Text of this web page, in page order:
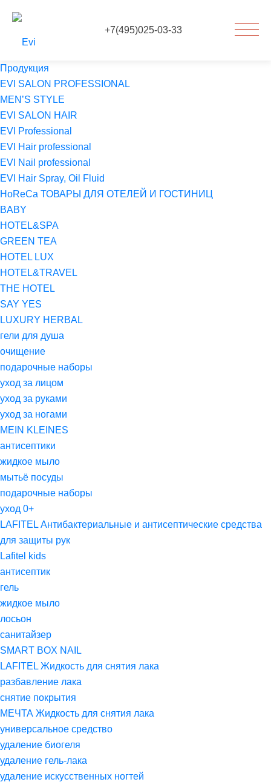
+7(495)025-03-33
Продукция
EVI SALON PROFESSIONAL
MEN’S STYLE
EVI SALON HAIR
EVI Professional
EVI Hair professional
EVI Nail professional
EVI Hair Spray, Oil Fluid
HoReCa ТОВАРЫ ДЛЯ ОТЕЛЕЙ И ГОСТИНИЦ
BABY
HOTEL&SPA
GREEN TEA
HOTEL LUX
HOTEL&TRAVEL
THE HOTEL
SAY YES
LUXURY HERBAL
гели для душа
очищение
подарочные наборы
уход за лицом
уход за руками
уход за ногами
MEIN KLEINES
антисептики
жидкое мыло
мытьё посуды
подарочные наборы
уход 0+
LAFITEL Антибактериальные и антисептические средства
для защиты рук
Lafitel kids
антисептик
гель
жидкое мыло
лосьон
санитайзер
SMART BOX NAIL
LAFITEL Жидкость для снятия лака
разбавление лака
снятие покрытия
МЕЧТА Жидкость для снятия лака
универсальное средство
удаление биогеля
удаление гель-лака
удаление искусственных ногтей